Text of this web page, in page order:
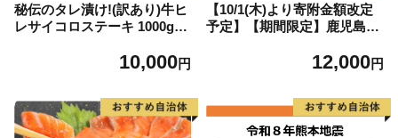
秘伝のタレ漬け!(訳あり)牛ヒ
レサイコロステーキ 1000g
10,000円
【10/1(木)より寄附金額改定
予定】【期間限定】鹿児島県
12,000円